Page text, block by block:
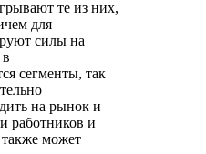
те из них,
для
силы на
сегменты, так
на рынок и
работников и
может